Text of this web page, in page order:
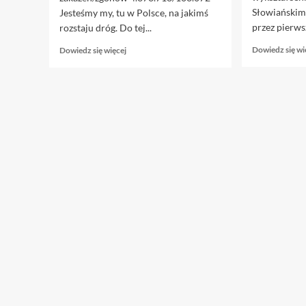
Jesteśmy my, tu w Polsce, na jakimś
rozstaju dróg. Do tej...
Dowiedz się więcejDowiedz
przez
Dowiedz się